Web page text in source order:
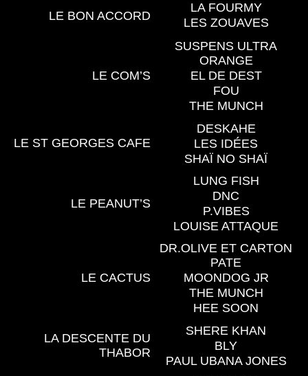
LE BON ACCORD
LA FOURMY
LES ZOUAVES
LE COM’S
SUSPENS ULTRA
ORANGE
EL DE DEST
FOU
THE MUNCH
LE ST GEORGES CAFE
DESKAHE
LES IDÉES
SHAÏ NO SHAÏ
LE PEANUT’S
LUNG FISH
DNC
P.VIBES
LOUISE ATTAQUE
LE CACTUS
DR.OLIVE ET CARTON
PATE
MOONDOG JR
THE MUNCH
HEE SOON
LA DESCENTE DU
THABOR
SHERE KHAN
BLY
PAUL UBANA JONES